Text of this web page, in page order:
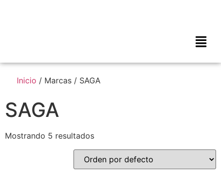
Inicio / Marcas / SAGA
SAGA
Mostrando 5 resultados